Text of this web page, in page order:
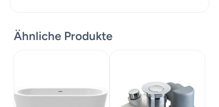
Ähnliche Produkte